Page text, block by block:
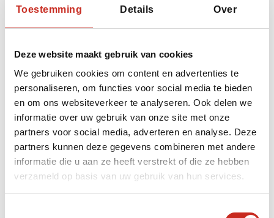
Toestemming Details Over
Deze website maakt gebruik van cookies
We gebruiken cookies om content en advertenties te
personaliseren, om functies voor social media te bieden
en om ons websiteverkeer te analyseren. Ook delen we
informatie over uw gebruik van onze site met onze
partners voor social media, adverteren en analyse. Deze
partners kunnen deze gegevens combineren met andere
informatie die u aan ze heeft verstrekt of die ze hebben
verzameld op basis van uw gebruik van hun services.
Ga goed voorbereid op reis! Deze praktische
paspoort nog zes maanden geldig zijn na
terugkomst van de reis. Tevens heeft u een
visum nodig voor Pakistan. Om dit visum te
bemachtigen heeft u een uitnodigingsbrief
nodig, die Dimsum Reizen zal verzorgen. Er zijn
verschillende mogelijkheden om een visum
avonturier. Meer informatie over de beste